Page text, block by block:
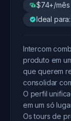
$74+/mês
Ideal
Intercom
produto em
que querem
consolidar
O perfil
em um só
Os tours de